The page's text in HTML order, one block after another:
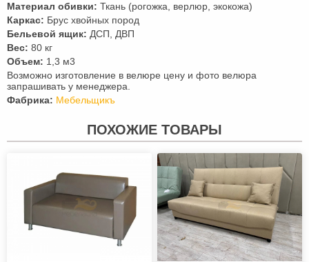
Материал обивки: Ткань (рогожка, верлюр, экокожа)
Каркас: Брус хвойных пород
Бельевой ящик: ДСП, ДВП
Вес: 80 кг
Объем: 1,3 м3
Возможно изготовление в велюре цену и фото велюра
запрашивать у менеджера.
Фабрика: Мебельщикъ
ПОХОЖИЕ ТОВАРЫ